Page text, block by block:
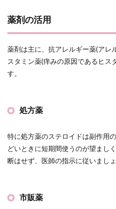
薬剤の活用
薬剤は主に、抗アレルギー薬(アレ
スタミン薬(痒みの原因であるヒス
す。
処方薬
特に処方薬のステロイドは副作用
どいときに短期間使うのが望まし
断はせず、医師の指示に従いましょ
市販薬